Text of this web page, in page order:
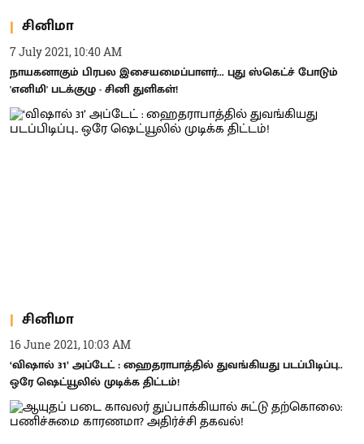
சினிமா
7 July 2021, 10:40 AM
நாயகனாகும் பிரபல இசையமைப்பாளர்... புது ஸ்கெட்ச் போடும்
'எனிமி' படக்குழு - சினி துளிகள்!
சினிமா
16 June 2021, 10:03 AM
‘விஷால் 31’ அப்டேட் : ஹைதராபாத்தில் துவங்கியது படப்பிடிப்பு..
ஒரே ஷெட்யூலில் முடிக்க திட்டம்!